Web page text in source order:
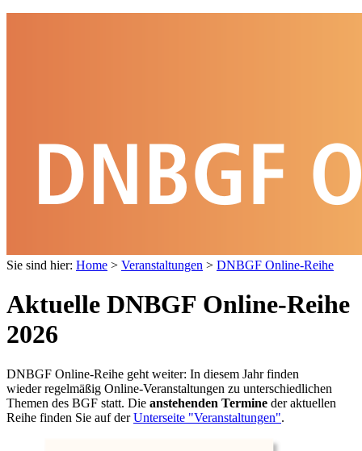
Sie sind hier: Home > Veranstaltungen > DNBGF Online-Reihe
Aktuelle DNBGF Online-Reihe
2026
DNBGF Online-Reihe geht weiter: In diesem Jahr finden
wieder regelmäßig Online-Veranstaltungen zu unterschiedlichen
Themen des BGF statt. Die anstehenden Termine der aktuellen
Reihe finden Sie auf derUnterseite "Veranstaltungen".